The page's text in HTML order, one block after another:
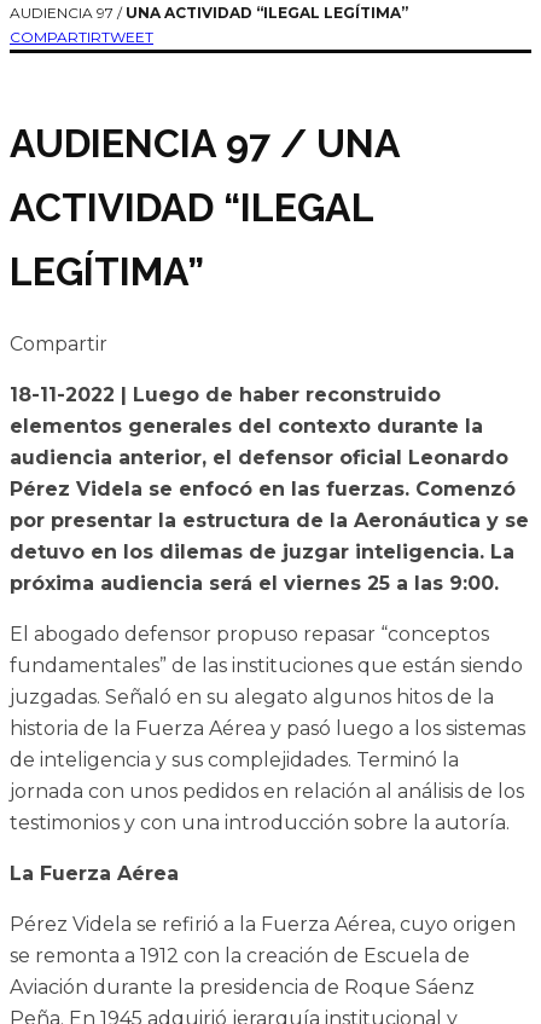
AUDIENCIA 97 / UNA ACTIVIDAD “ILEGAL LEGÍTIMA”
COMPARTIRTWEET
AUDIENCIA 97 / UNA
ACTIVIDAD “ILEGAL
LEGÍTIMA”
Compartir
18-11-2022 | Luego de haber reconstruido
elementos generales del contexto durante la
audiencia anterior, el defensor oficial Leonardo
Pérez Videla se enfocó en las fuerzas. Comenzó
por presentar la estructura de la Aeronáutica y se
detuvo en los dilemas de juzgar inteligencia. La
próxima audiencia será el viernes 25 a las 9:00.
El abogado defensor propuso repasar “conceptos
fundamentales” de las instituciones que están siendo
juzgadas. Señaló en su alegato algunos hitos de la
historia de la Fuerza Aérea y pasó luego a los sistemas
de inteligencia y sus complejidades. Terminó la
jornada con unos pedidos en relación al análisis de los
testimonios y con una introducción sobre la autoría.
La Fuerza Aérea
Pérez Videla se refirió a la Fuerza Aérea, cuyo origen
se remonta a 1912 con la creación de Escuela de
Aviación durante la presidencia de Roque Sáenz
Peña. En 1945 adquirió jerarquía institucional y